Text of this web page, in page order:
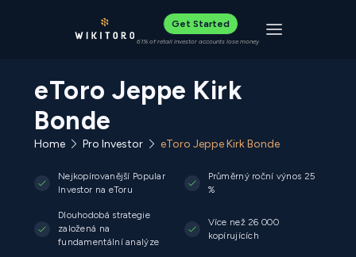
Get Started
61% of retail investor accounts lose money Toggle
eToro Jeppe Kirk
Bonde
Home Pro Investor eToro Jeppe Kirk Bonde
Nejkopírovanější Popular
Investor na eToru
Průměrný roční výnos 25
%
Dlouhodobá strategie
založená na
fundamentální analýze
Více než 26 000
kopírujících